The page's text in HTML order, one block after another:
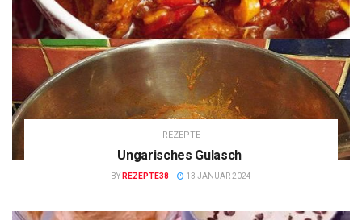
REZEPTE
Ungarisches Gulasch
BY REZEPTE38 13 JANUAR 2024